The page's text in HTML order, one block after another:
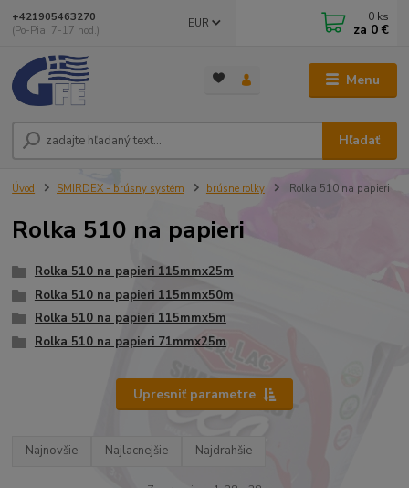
Menu
EUR
Hľadať
+421905463270
(Po-Pia, 7-17 hod.)
0 ks
za 0 €
Úvod SMIRDEX - brúsny systém brúsne rolky Rolka 510 na papieri
Rolka 510 na papieri
Rolka 510 na papieri 115mmx25m
Rolka 510 na papieri 115mmx50m
Rolka 510 na papieri 115mmx5m
Rolka 510 na papieri 71mmx25m
Upresniť parametre
Najnovšie Najlacnejšie Najdrahšie